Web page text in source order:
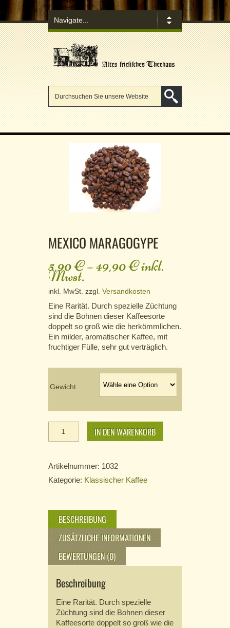
MEXICO MARAGOGYPE
5,90€–49,90€inkl.
Mwst.
inkl. MwSt. zzgl. Versandkosten
Eine Rarität. Durch spezielle Züchtung
sind die Bohnen dieser Kaffeesorte
doppelt so groß wie die herkömmlichen.
Ein milder, aromatischer Kaffee, mit
fruchtiger Fülle, sehr gut verträglich.
Gewicht
Mexico
Maragogype
IN DEN WARENKORB
Artikelnummer: 1032
Kategorie: Klassischer Kaffee
BESCHREIBUNG
ZUSÄTZLICHE INFORMATIONEN
BEWERTUNGEN (0)
Beschreibung
Eine Rarität. Durch spezielle
Züchtung sind die Bohnen dieser
Kaffeesorte doppelt so groß wie die